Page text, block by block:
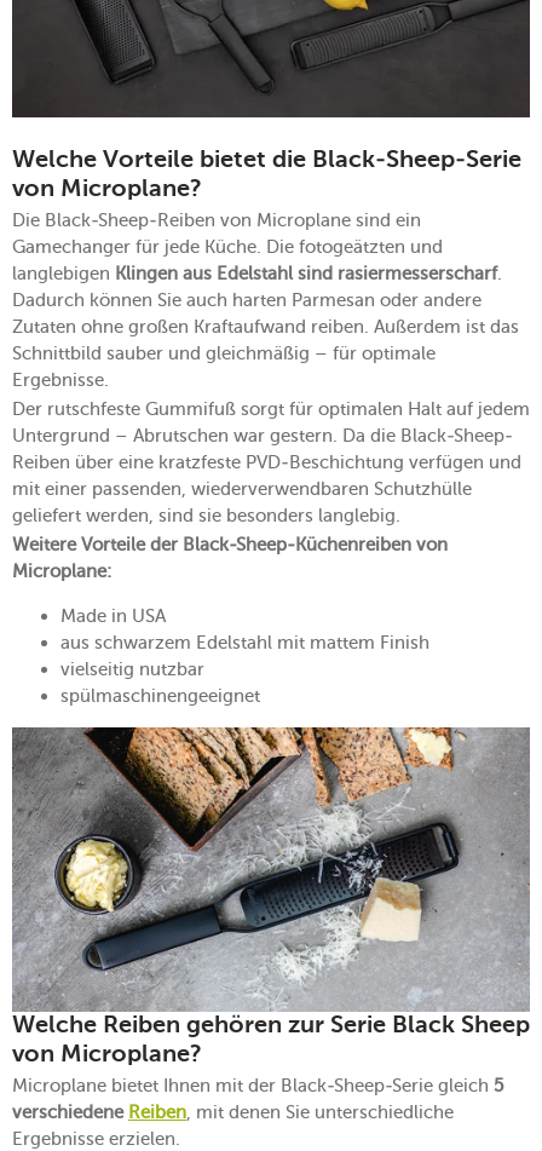
Welche Vorteile bietet die Black-Sheep-Serie
von Microplane?
Die Black-Sheep-Reiben von Microplane sind ein
Gamechanger für jede Küche. Die fotogeätzten und
langlebigen Klingen aus Edelstahl sind rasiermesserscharf.
Dadurch können Sie auch harten Parmesan oder andere
Zutaten ohne großen Kraftaufwand reiben. Außerdem ist das
Schnittbild sauber und gleichmäßig – für optimale
Ergebnisse.
Der rutschfeste Gummifuß sorgt für optimalen Halt auf jedem
Untergrund – Abrutschen war gestern. Da die Black-Sheep-
Reiben über eine kratzfeste PVD-Beschichtung verfügen und
mit einer passenden, wiederverwendbaren Schutzhülle
geliefert werden, sind sie besonders langlebig.
Weitere Vorteile der Black-Sheep-Küchenreiben von
Microplane:
Made in USA
aus schwarzem Edelstahl mit mattem Finish
vielseitig nutzbar
spülmaschinengeeignet
Welche Reiben gehören zur Serie Black Sheep
von Microplane?
Microplane bietet Ihnen mit der Black-Sheep-Serie gleich 5
verschiedene Reiben, mit denen Sie unterschiedliche
Ergebnisse erzielen.